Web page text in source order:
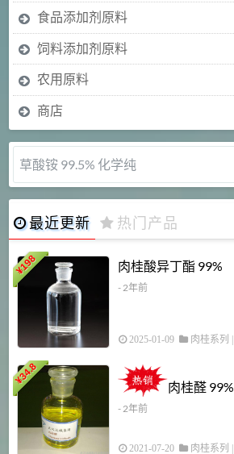
食品添加剂原料
饲料添加剂原料
农用原料
商店
草酸铵 99.5% 化学纯
最近更新 热门产品
¥
198 肉桂酸异丁酯 99%
- 2年前
2025-01-09 肉桂系列
¥
34.8
肉桂醛 99%
- 2年前
2021-07-20 肉桂系列